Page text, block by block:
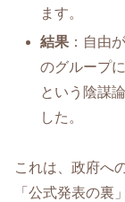
ます。
結果 ：自由
のグループ
という陰謀
した。
これは、政府へ
「公式発表の裏